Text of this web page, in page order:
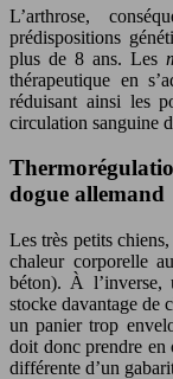
L’arthrose,
prédispositions
plus de 8 ans. Les
thérapeutique en
réduisant ainsi les
circulation sanguine
dogue allemand
Les très petits
chaleur corporelle
béton). À
stocke davantage de
un panier trop
doit donc prendre en
différente d’un